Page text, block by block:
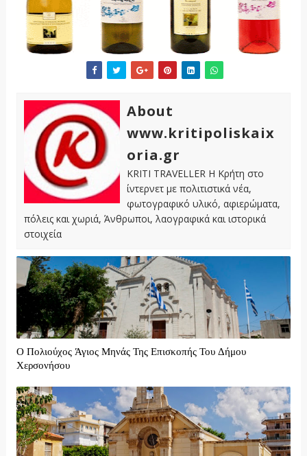
About
www.kritipoliskaix
oria.gr
KRITI TRAVELLER Η Κρήτη στο
ίντερνετ με πολιτιστικά νέα,
φωτογραφικό υλικό, αφιερώματα,
πόλεις και χωριά, Άνθρωποι, λαογραφικά και ιστορικά
στοιχεία
Ο Πολιούχος Άγιος Μηνάς Της Επισκοπής Του Δήμου
Χερσονήσου